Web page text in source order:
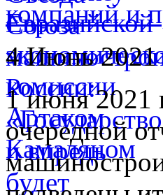
компаний и
4 Июнь 2021
1 июня 2021
очередной